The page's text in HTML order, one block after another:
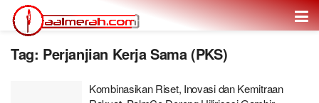
Tag: Perjanjian Kerja Sama (PKS)
Kombinasikan Riset, Inovasi dan Kemitraan